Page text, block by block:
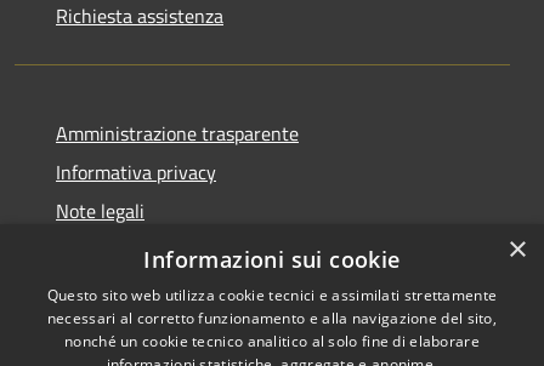
Richiesta assistenza
Amministrazione trasparente
Informativa privacy
Note legali
Dichiarazione di accessibilità
×
Informazioni sui cookie
Questo sito web utilizza cookie tecnici e assimilati strettamente
necessari al corretto funzionamento e alla navigazione del sito,
nonché un cookie tecnico analitico al solo fine di elaborare